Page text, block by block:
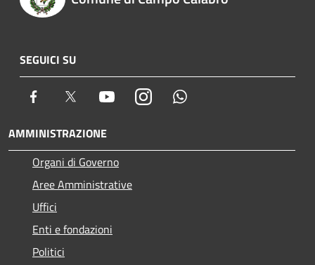
SEGUICI SU
Facebook Twitter YoutubeInstagram
AMMINISTRAZIONE
Organi di Governo
Aree Amministrative
Uffici
Enti e fondazioni
Politici